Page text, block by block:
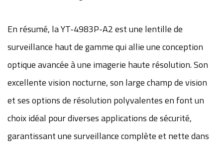
En résumé, la YT-4983P-A2 est une lentille de
surveillance haut de gamme qui allie une conception
optique avancée à une imagerie haute résolution. Son
excellente vision nocturne, son large champ de vision
et ses options de résolution polyvalentes en font un
choix idéal pour diverses applications de sécurité,
garantissant une surveillance complète et nette dans